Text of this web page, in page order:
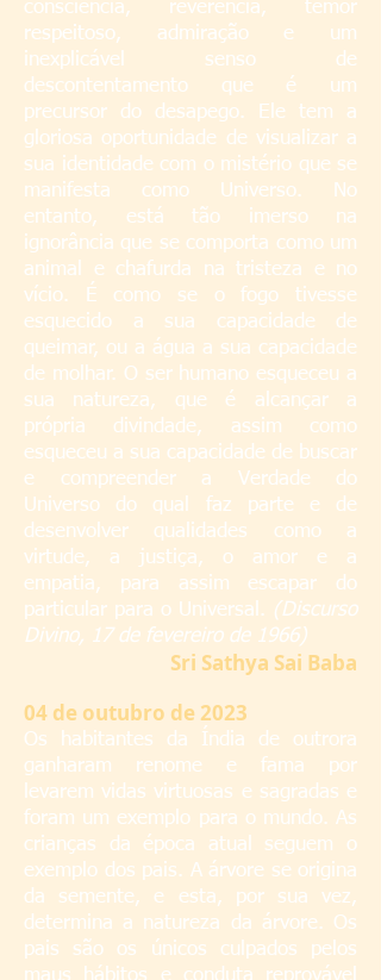
consciência, reverência, temor
respeitoso, admiração e um
inexplicável senso de
descontentamento que é um
precursor do desapego. Ele tem a
gloriosa oportunidade de visualizar a
sua identidade com o mistério que se
manifesta como Universo. No
entanto, está tão imerso na
ignorância que se comporta como um
animal e chafurda na tristeza e no
vício. É como se o fogo tivesse
esquecido a sua capacidade de
queimar, ou a água a sua capacidade
de molhar. O ser humano esqueceu a
sua natureza, que é alcançar a
própria divindade, assim como
esqueceu a sua capacidade de buscar
e compreender a Verdade do
Universo do qual faz parte e de
desenvolver qualidades como a
virtude, a justiça, o amor e a
empatia, para assim escapar do
particular para o Universal. (Discurso
Divino, 17 de fevereiro de 1966)
Sri Sathya Sai Baba
04 de outubro de 2023
Os habitantes da Índia de outrora
ganharam renome e fama por
levarem vidas virtuosas e sagradas e
foram um exemplo para o mundo. As
crianças da época atual seguem o
exemplo dos pais. A árvore se origina
da semente, e esta, por sua vez,
determina a natureza da árvore. Os
pais são os únicos culpados pelos
maus hábitos e conduta reprovável